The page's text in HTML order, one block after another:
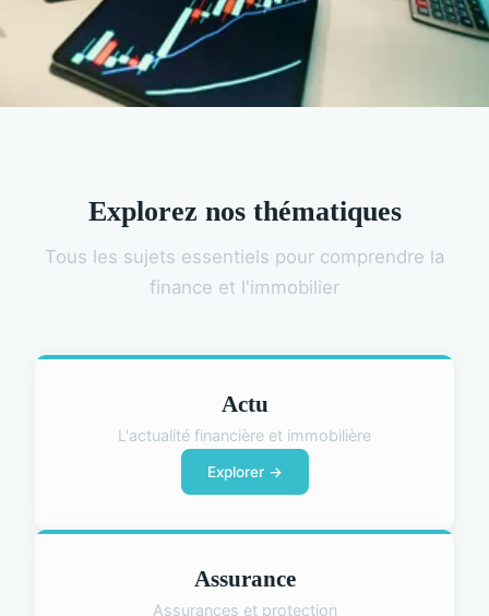
Explorez nos thématiques
Tous les sujets essentiels pour comprendre la
finance et l'immobilier
Actu
L'actualité financière et immobilière
Explorer →
Assurance
Assurances et protection